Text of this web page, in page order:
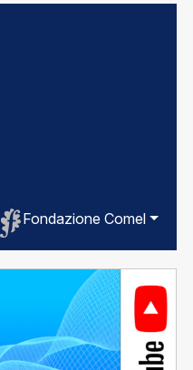
Fondazione Comel